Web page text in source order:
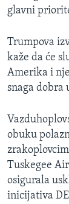
glavni
Trumpova
kaže da će
Amerika i
snaga
obuku
Tuskegee
osigurala
inicijativa